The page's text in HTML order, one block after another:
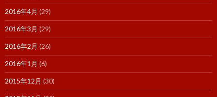
2016年4月 (29)
2016年3月 (29)
2016年2月 (26)
2016年1月 (6)
2015年12月 (30)